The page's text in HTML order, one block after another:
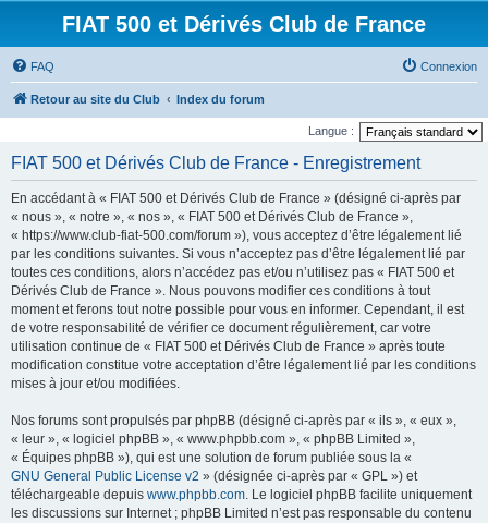
FIAT 500 et Dérivés Club de France
FAQ Connexion
Retour au site du Club Index du forum
Langue :
FIAT 500 et Dérivés Club de France - Enregistrement
En accédant à « FIAT 500 et Dérivés Club de France » (désigné ci-après par
« nous », « notre », « nos », « FIAT 500 et Dérivés Club de France »,
« https://www.club-fiat-500.com/forum »), vous acceptez d’être légalement lié
par les conditions suivantes. Si vous n’acceptez pas d’être légalement lié par
toutes ces conditions, alors n’accédez pas et/ou n’utilisez pas « FIAT 500 et
Dérivés Club de France ». Nous pouvons modifier ces conditions à tout
moment et ferons tout notre possible pour vous en informer. Cependant, il est
de votre responsabilité de vérifier ce document régulièrement, car votre
utilisation continue de « FIAT 500 et Dérivés Club de France » après toute
modification constitue votre acceptation d’être légalement lié par les conditions
mises à jour et/ou modifiées.
Nos forums sont propulsés par phpBB (désigné ci-après par « ils », « eux »,
« leur », « logiciel phpBB », « www.phpbb.com », « phpBB Limited »,
« Équipes phpBB »), qui est une solution de forum publiée sous la «
GNU General Public License v2 » (désignée ci-après par « GPL ») et
téléchargeable depuis www.phpbb.com. Le logiciel phpBB facilite uniquement
les discussions sur Internet ; phpBB Limited n’est pas responsable du contenu